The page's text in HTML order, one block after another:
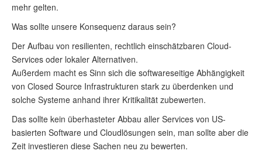
mehr gelten.
Was sollte unsere Konsequenz daraus sein?
Der Aufbau von resilienten, rechtlich einschätzbaren Cloud-
Services oder lokaler Alternativen.
Außerdem macht es Sinn sich die softwareseitige Abhängigkeit
von Closed Source Infrastrukturen stark zu überdenken und
solche Systeme anhand ihrer Kritikalität zubewerten.
Das sollte kein überhasteter Abbau aller Services von US-
basierten Software und Cloudlösungen sein, man sollte aber die
Zeit investieren diese Sachen neu zu bewerten.